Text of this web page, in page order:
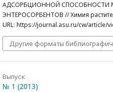
АДСОРБЦИОННОЙ
ЭНТЕРОСОРБЕНТОВ // Химия
URL: https://journal.asu.ru/cw/article/
Другие форматы
Выпуск
№ 1 (2013)